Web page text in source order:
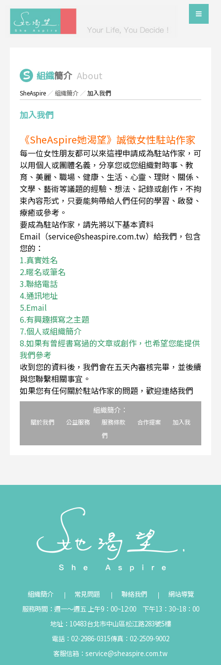
組織簡介 About
SheAspire ／組織簡介 ／加入我們
加入我們
《SheAspire她渴望》誠徵女性駐站作家
每一位女性朋友都可以來這裡申請成為駐站作家，可
以用個人或團體名義，分享您或您組織對時事、教
育、美麗、職場、健康、生活、心靈、理財、關係、
文學、藝術等議題的經驗、想法、記錄或創作，不拘
束內容形式，只要能夠帶給人們任何的學習、啟發、
療癒或參考。
要成為駐站作家，請先將以下基本資料
Email（service@sheaspire.com.tw）給我們，包含
您的：
1.真實姓名
2.暱名或筆名
3.聯絡電話
4.通訊地址
5.Email
6.有興趣撰寫之主題
7.個人或組織簡介
8.如果有曾經書寫過的文章或創作，也希望您能提供
我們參考
收到您的資料後，我們會在五天內審核完畢，並後續
與您聯繫相關事宜。
如果您有任何關於駐站作家的問題，歡迎連絡我們
組織簡介：
關於我們 公益服務 服務條款 合作提案
加入我
們
組織簡介 常見問題 聯絡我們
網站導覽
服務時間：週一～週五 上午9：00~12:00 下午13：30~18：00
地址：10483台北市中山區松江路283號5樓
電話：02-2986-0315傳真：02-2509-9002
客服信箱： service@sheaspire.com.tw